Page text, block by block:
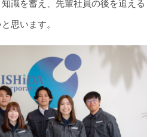
識を蓄え、先輩社員の後を追える
思います。